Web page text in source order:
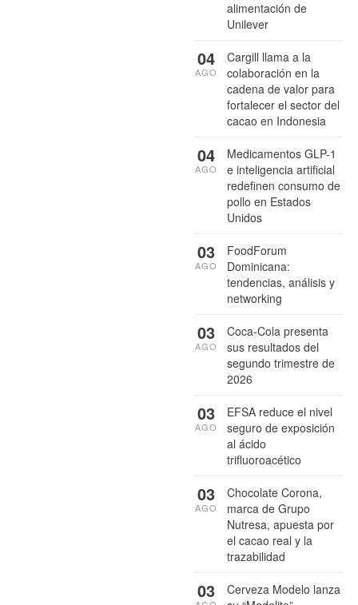
alimentación de
Unilever
Cargill llama a la
colaboración en la
cadena de valor para
fortalecer el sector del
cacao en Indonesia
04
AGO
Medicamentos GLP-1
e inteligencia artificial
redefinen consumo de
pollo en Estados
Unidos
04
AGO
FoodForum
Dominicana:
tendencias, análisis y
networking
03
AGO
Coca-Cola presenta
sus resultados del
segundo trimestre de
2026
03
AGO
EFSA reduce el nivel
seguro de exposición
al ácido
trifluoroacético
03
AGO
Chocolate Corona,
marca de Grupo
Nutresa, apuesta por
el cacao real y la
trazabilidad
03
AGO
Cerveza Modelo lanza
03